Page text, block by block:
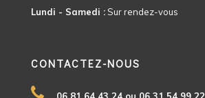
Lundi - Samedi :Sur rendez-vous
CONTACTEZ-NOUS